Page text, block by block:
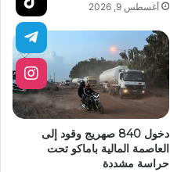
أغسطس 9, 2026
دخول 840 صهريج وقود إلى
العاصمة المالية باماكو تحت
حراسة مشددة